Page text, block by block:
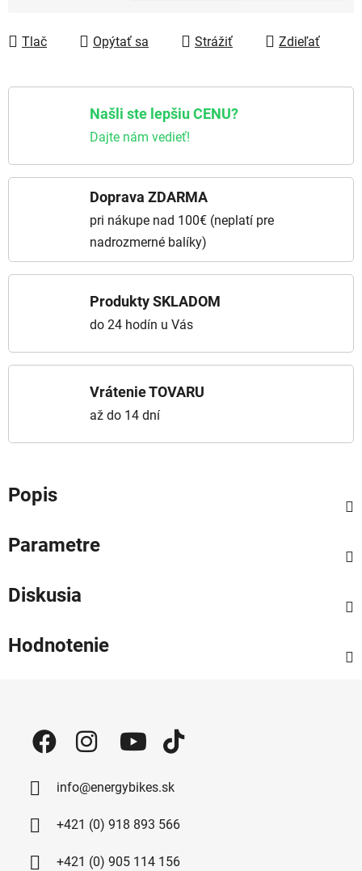
Tlač Opýtať sa Strážiť Zdieľať
Našli ste lepšiu CENU?
Dajte nám vedieť!
Doprava ZDARMA
pri nákupe nad 100€ (neplatí pre
nadrozmerné balíky)
Produkty SKLADOM
do 24 hodín u Vás
Vrátenie TOVARU
až do 14 dní
Popis
Parametre
Diskusia
Hodnotenie
info@energybikes.sk
+421 (0) 918 893 566
+421 (0) 905 114 156